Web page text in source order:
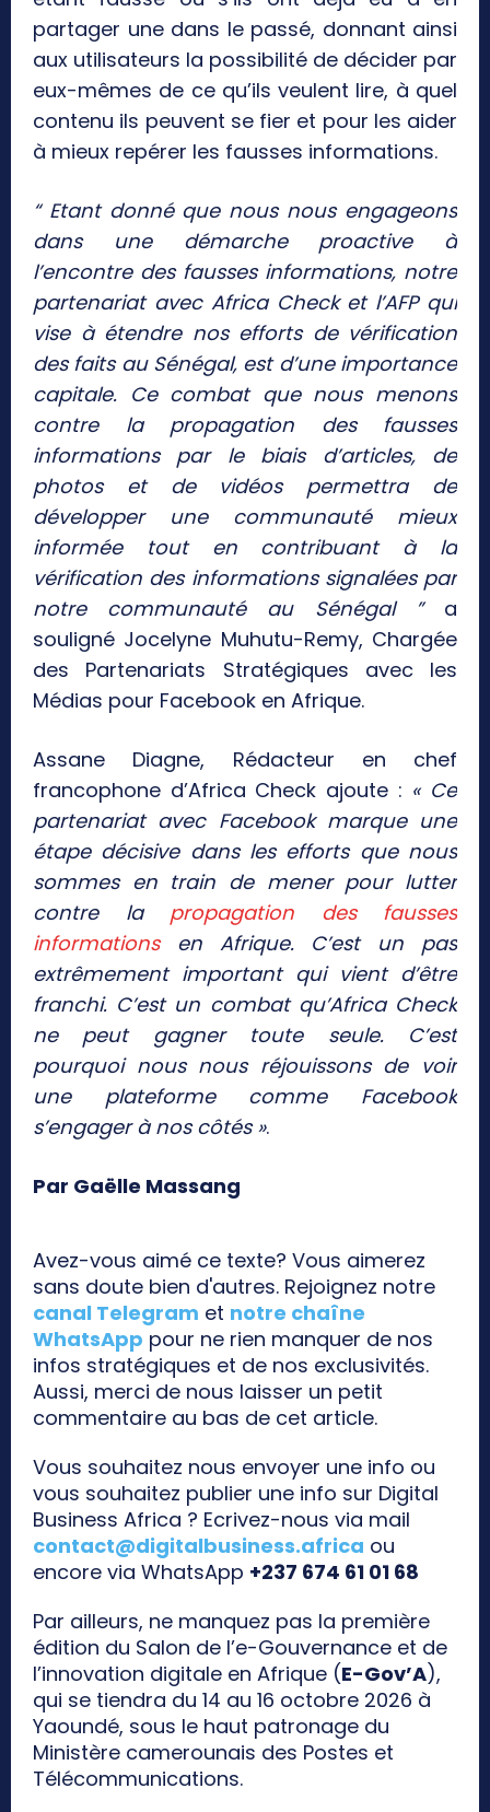
partager une dans le passé, donnant ainsi
aux utilisateurs la possibilité de décider par
eux-mêmes de ce qu’ils veulent lire, à quel
contenu ils peuvent se fier et pour les aider
à mieux repérer les fausses informations.
“ Etant donné que nous nous engageons
dans une démarche proactive à
l’encontre des fausses informations, notre
partenariat avec Africa Check et l’AFP qui
vise à étendre nos efforts de vérification
des faits au Sénégal, est d’une importance
capitale. Ce combat que nous menons
contre la propagation des fausses
informations par le biais d’articles, de
photos et de vidéos permettra de
développer une communauté mieux
informée tout en contribuant à la
vérification des informations signalées par
notre communauté au Sénégal ” a
souligné Jocelyne Muhutu-Remy, Chargée
des Partenariats Stratégiques avec les
Médias pour Facebook en Afrique.
Assane Diagne, Rédacteur en chef
francophone d’Africa Check ajoute : « Ce
partenariat avec Facebook marque une
étape décisive dans les efforts que nous
sommes en train de mener pour lutter
contre la propagation des fausses
informationsen Afrique. C’est un pas
extrêmement important qui vient d’être
franchi. C’est un combat qu’Africa Check
ne peut gagner toute seule. C’est
pourquoi nous nous réjouissons de voir
une plateforme comme Facebook
s’engager à nos côtés ».
Par Gaëlle Massang
Avez-vous aimé ce texte? Vous aimerez
sans doute bien d'autres. Rejoignez notre
canal Telegram et notre chaîne
WhatsApp pour ne rien manquer de nos
infos stratégiques et de nos exclusivités.
Aussi, merci de nous laisser un petit
commentaire au bas de cet article.
Vous souhaitez nous envoyer une info ou
vous souhaitez publier une info sur Digital
Business Africa ? Ecrivez-nous via mail
contact@digitalbusiness.africa ou
encore via WhatsApp +237 674 61 01 68
Par ailleurs, ne manquez pas la première
édition du Salon de l’e-Gouvernance et de
l’innovation digitale en Afrique (E-Gov’A),
qui se tiendra du 14 au 16 octobre 2026 à
Yaoundé, sous le haut patronage du
Ministère camerounais des Postes et
Télécommunications.